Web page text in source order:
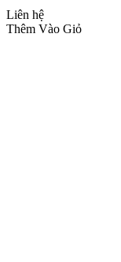
Liên hệ
Thêm Vào Giỏ